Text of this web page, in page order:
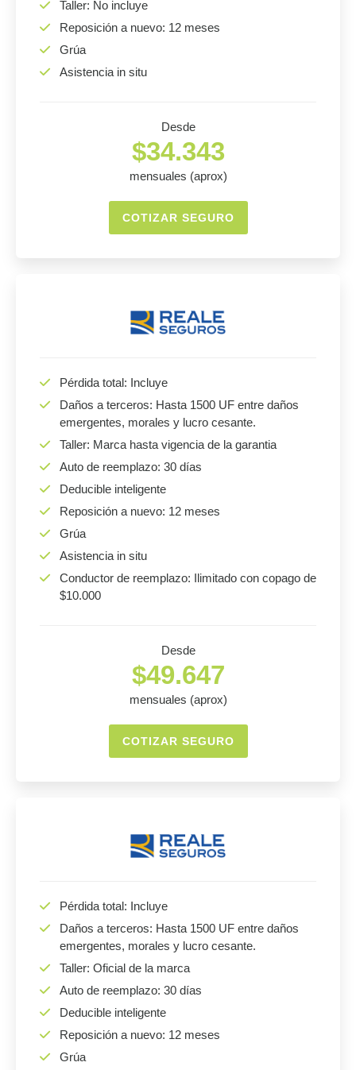
Taller: No incluye
Reposición a nuevo: 12 meses
Grúa
Asistencia in situ
Desde
$34.343
mensuales (aprox)
COTIZAR SEGURO
Pérdida total: Incluye
Daños a terceros: Hasta 1500 UF entre daños
emergentes, morales y lucro cesante.
Taller: Marca hasta vigencia de la garantia
Auto de reemplazo: 30 días
Deducible inteligente
Reposición a nuevo: 12 meses
Grúa
Asistencia in situ
Conductor de reemplazo: Ilimitado con copago de
$10.000
Desde
$49.647
mensuales (aprox)
COTIZAR SEGURO
Pérdida total: Incluye
Daños a terceros: Hasta 1500 UF entre daños
emergentes, morales y lucro cesante.
Taller: Oficial de la marca
Auto de reemplazo: 30 días
Deducible inteligente
Reposición a nuevo: 12 meses
Grúa